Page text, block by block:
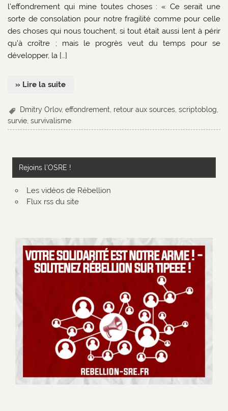
l’effondrement qui mine toutes choses : « Ce serait une
sorte de consolation pour notre fragilité comme pour celle
des choses qui nous touchent, si tout était aussi lent à périr
qu’à croître ; mais le progrès veut du temps pour se
développer, la […]
» Lire la suite
Dmitry Orlov,effondrement, retour aux sources,scriptoblog,
survie ,survivalisme
Rejoins l’OSRE !
Les vidéos de Rébellion
Flux rss du site